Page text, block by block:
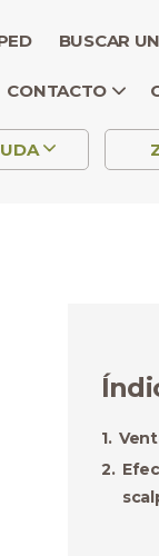
BUSCAR
CONTACTO